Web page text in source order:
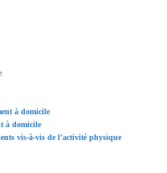
à domicile
à domicile
vis-à-vis de l’activité physique